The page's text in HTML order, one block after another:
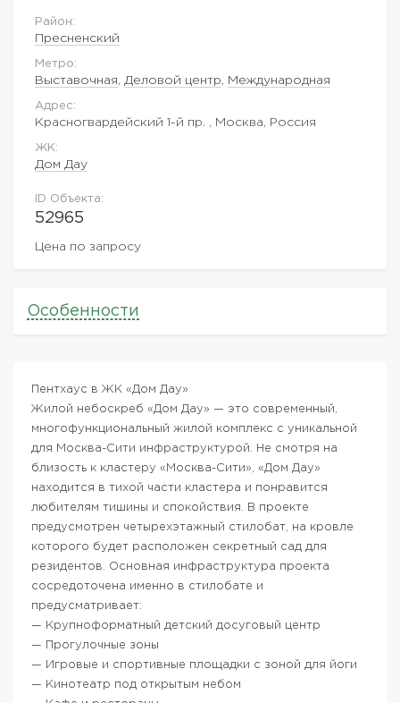
Район:
Пресненский
Метро:
Выставочная Деловой центр Международная
Адрес:
Красногвардейский 1-й пр. , Москва, Россия
ЖK:
Дом Дау
ID Объекта:
52965
Цена по запросу
Особенности
Пентхаус в ЖК «Дом Дау»
Жилой небоскреб «Дом Дау» — это современный,
многофункциональный жилой комплекс с уникальной
для Москва-Сити инфраструктурой. Не смотря на
близость к кластеру «Москва-Сити», «Дом Дау»
находится в тихой части кластера и понравится
любителям тишины и спокойствия. В проекте
предусмотрен четырехэтажный стилобат, на кровле
которого будет расположен секретный сад для
резидентов. Основная инфраструктура проекта
сосредоточена именно в стилобате и
предусматривает:
— Крупноформатный детский досуговый центр
— Прогулочные зоны
— Игровые и спортивные площадки с зоной для йоги
— Кинотеатр под открытым небом